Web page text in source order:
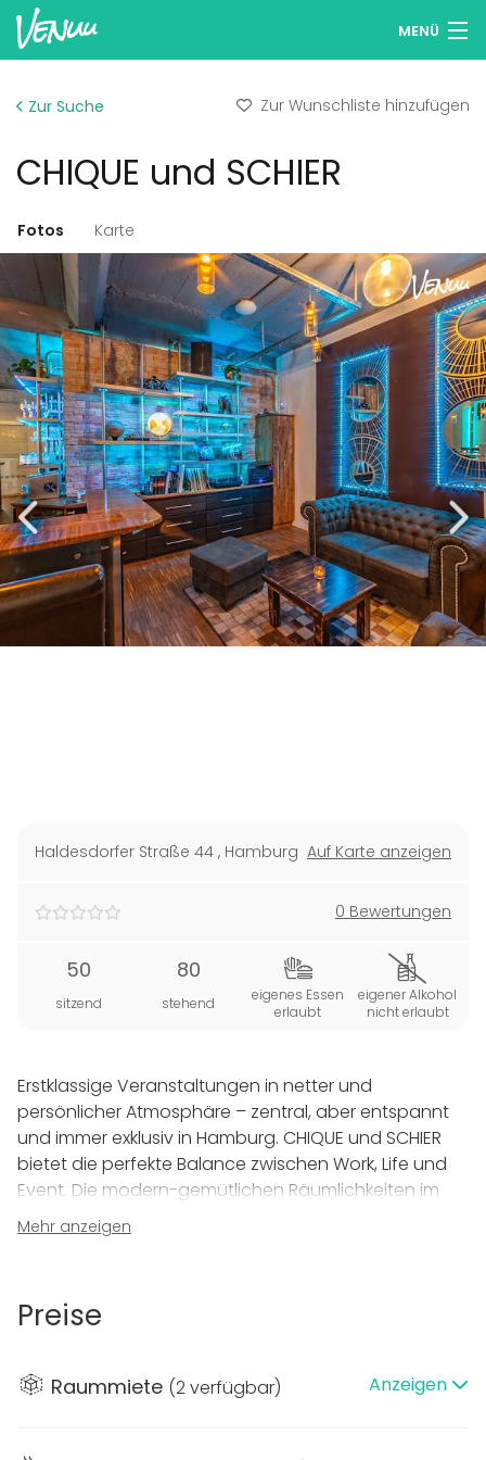
MENÜ
Anmelden
Location hinzufügen
Zur Suche Zur Wunschliste hinzufügen
CHIQUE und SCHIER
Fotos Karte
Haldesdorfer Straße 44 , Hamburg Auf Karte anzeigen
0 Bewertungen
50
sitzend
80
stehend
eigenes Essen
erlaubt
eigener Alkohol
nicht erlaubt
Erstklassige Veranstaltungen in netter und
persönlicher Atmosphäre – zentral, aber entspannt
und immer exklusiv in Hamburg. CHIQUE und SCHIER
bietet die perfekte Balance zwischen Work, Life und
Event. Die modern-gemütlichen Räumlichkeiten im
Herzen Hamburgs schaffen eine
Wohlfühlatmosphäre und eine ideale Symbiose
gemütlicher Kamin, eine offene Treppe, eine
verleihen der Location einen ganz besonderen,
chiquen Charme.
Der modern ausgebaute Veranstaltungsraum
Mehr anzeigen
Preise
Raummiete (2 verfügbar) Anzeigen